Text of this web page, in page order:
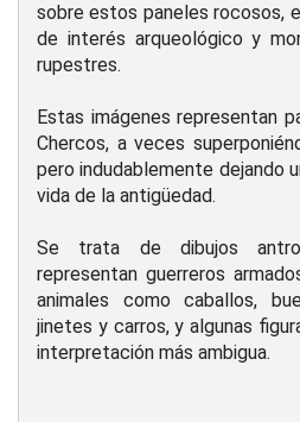
sobre estos paneles rocosos,
de interés arqueológico y
rupestres.
Estas imágenes representan
Chercos, a veces
pero indudablemente dejando
vida de la antigüedad.
Se trata de dibujos
representan guerreros
animales como caballos,
jinetes y carros, y algunas
interpretación más ambigua.